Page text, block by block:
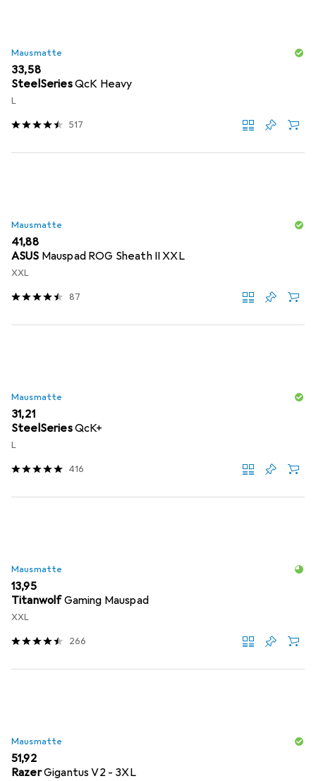
Mausmatte
EUR
33,58
SteelSeriesQcK Heavy
L
517
Mausmatte
EUR
41,88
ASUS Mauspad ROG Sheath II XXL
XXL
87
Mausmatte
EUR
31,21
SteelSeriesQcK+
L
416
Mausmatte
EUR
13,95
TitanwolfGaming Mauspad
XXL
266
Mausmatte
EUR
51,92
RazerGigantus V2 - 3XL